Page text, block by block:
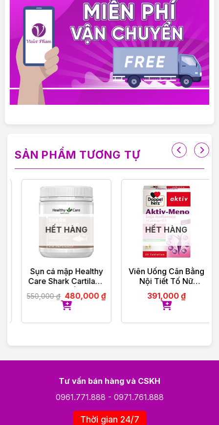
ĐỨC
SẢN PHẨM TƯƠNG TỰ
HẾT HÀNG
Sụn cá mập Healthy
Care Shark Cartilage
750g của Úc 200
viên
550,000₫ 480,000₫
HẾT HÀNG
Viên Uống Cân Bằng
Nội Tiết Tố Nữ
Doppel Herz Activ-
Meno
391,000₫
Tư vấn bán hàng và CSKH
0961.771.888 - 0971.761.888
Thời gian 24/7